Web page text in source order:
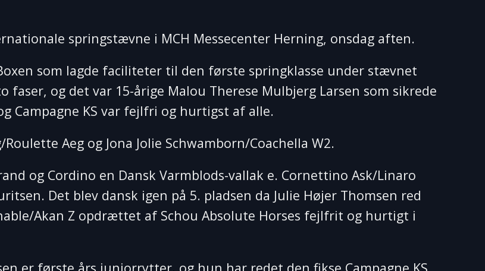
springstævne i MCH Messecenter Herning, onsdag aften.
som lagde faciliteter til den første springklasse under stævnet
faser, og det var 15-årige Malou Therese Mulbjerg Larsen som sikrede
Campagne KS var fejlfri og hurtigst af alle.
Aeg og Jona Jolie Schwamborn/Coachella W2.
og Cordino en Dansk Varmblods-vallak e. Cornettino Ask/Linaro
Det blev dansk igen på 5. pladsen da Julie Højer Thomsen red
Akan Z opdrættet af Schou Absolute Horses fejlfrit og hurtigt i